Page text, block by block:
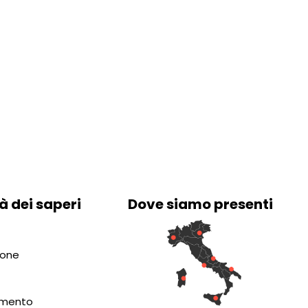
dei saperi Dove siamo presenti